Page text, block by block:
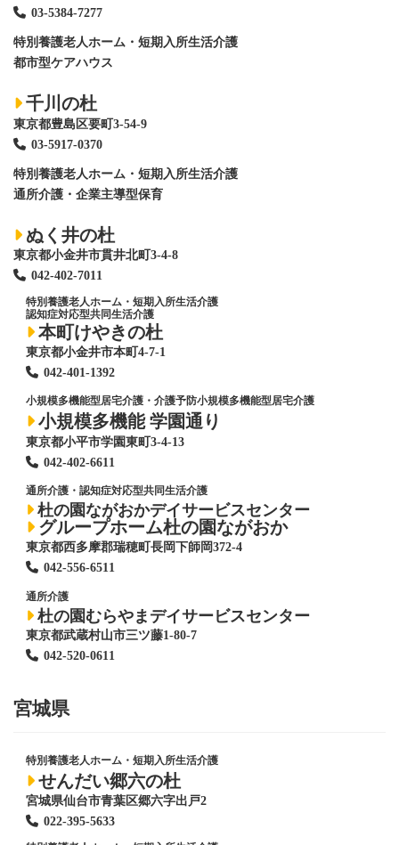
03-5384-7277
特別養護老人ホーム ・短期入所生活介護
都市型ケアハウス
千川の杜
東京都豊島区要町3-54-9
03-5917-0370
特別養護老人ホーム ・短期入所生活介護
通所介護・企業主導型保育
ぬく井の杜
東京都小金井市貫井北町3-4-8
042-402-7011
特別養護老人ホーム ・短期入所生活介護
認知症対応型共同生活介護
本町けやきの杜
東京都小金井市本町4-7-1
042-401-1392
小規模多機能型居宅介護・介護予防小規模多機能型居宅介護
小規模多機能 学園通り
東京都小平市学園東町3-4-13
042-402-6611
通所介護・認知症対応型共同生活介護
杜の園ながおかデイサービスセンター
グループホーム杜の園ながおか
東京都西多摩郡瑞穂町長岡下師岡372-4
042-556-6511
通所介護
杜の園むらやまデイサービスセンター
東京都武蔵村山市三ツ藤1-80-7
042-520-0611
宮城県
特別養護老人ホーム ・短期入所生活介護
せんだい郷六の杜
宮城県仙台市青葉区郷六字出戸2
022-395-5633